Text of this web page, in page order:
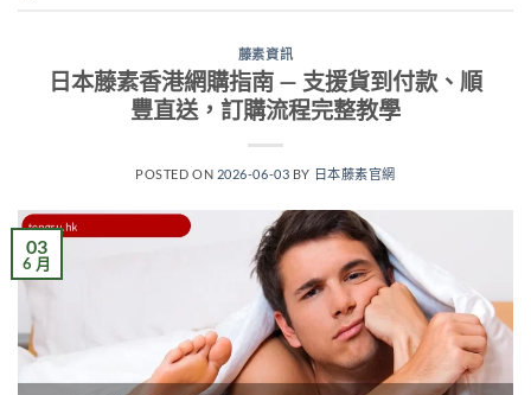
藤素資訊
日本藤素香港網購指南 — 支援貨到付款、順
豐直送，訂購流程完整教學
POSTED ON 2026-06-03 BY 日本藤素官網
03
6 月